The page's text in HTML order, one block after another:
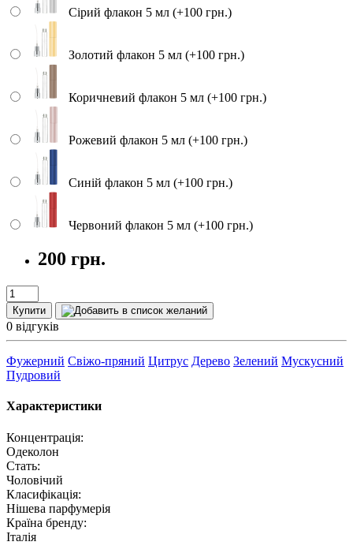
Сірий флакон 5 мл (+100 грн.)
Золотий флакон 5 мл (+100 грн.)
Коричневий флакон 5 мл (+100 грн.)
Рожевий флакон 5 мл (+100 грн.)
Синій флакон 5 мл (+100 грн.)
Червоний флакон 5 мл (+100 грн.)
200 грн.
Купити
0 відгуків
Фужерний Свіжо-пряний Цитрус Дерево Зелений Мускусний
Пудровий
Характеристики
Концентрація:
Одеколон
Стать:
Чоловічий
Класифікація:
Нішева парфумерія
Країна бренду:
Італія